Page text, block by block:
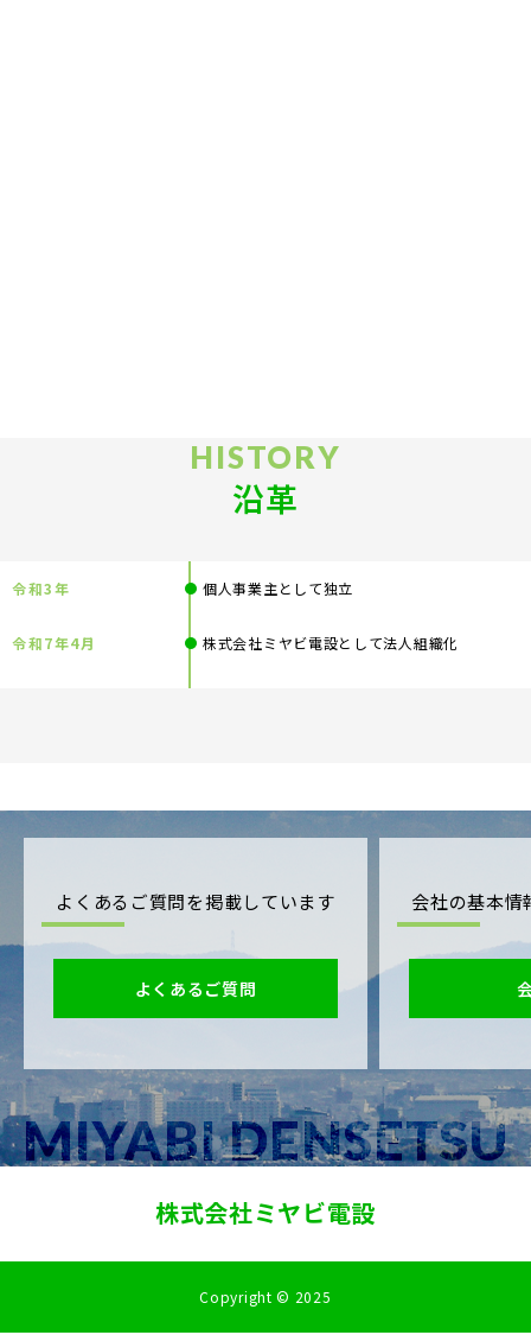
HISTORY
沿革
令和3年
令和7年4月
個人事業主として独立
株式会社ミヤビ電設として法人組織化
よくあるご質問を掲載しています
よくあるご質問
会社の基本情
株式会社ミヤビ電設
Copyright © 2025